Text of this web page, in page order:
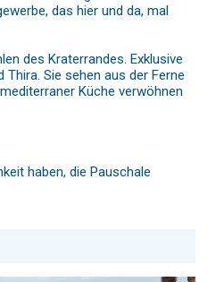
das hier und da, mal
des Kraterrandes. Exklusive
Thira. Sie sehen aus der Ferne
Küche verwöhnen
haben, die Pauschale